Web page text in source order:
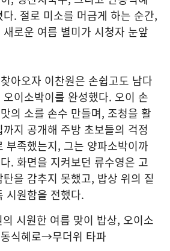
. 절로 미소를 머금게 하는 순간,
로운 여름 별미가 시청자 눈앞
아오자 이찬원은 손쉽고도 남다
이소박이를 완성했다. 오이 손
의 소를 손수 만들며, 조청을 활
지 공개해 주방 초보들의 걱정
부족했는지, 그는 양파소박이까
. 화면을 지켜보던 류수영은 고
을 감추지 못했고, 밥상 위의 짙
시원함을 전했다.